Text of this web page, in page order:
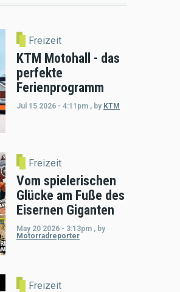
Freizeit
KTM Motohall - das
perfekte
Ferienprogramm
Jul 15 2026 - 4:11pm , by KTM
Freizeit
Vom spielerischen
Glücke am Fuße des
Eisernen Giganten
May 20 2026 - 3:13pm , by
Motorradreporter
Freizeit